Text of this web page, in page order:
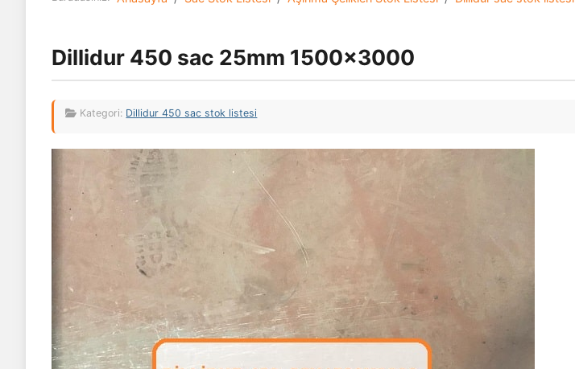
Dillidur 450 sac 25mm 1500x3000
Kategori: Dillidur 450 sac stok listesi